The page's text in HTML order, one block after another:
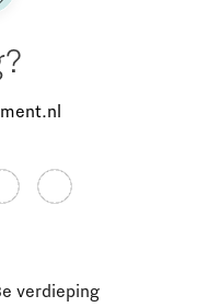
verdieping